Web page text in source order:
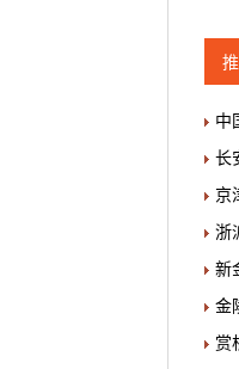
中
长
京
浙
新
金
赏